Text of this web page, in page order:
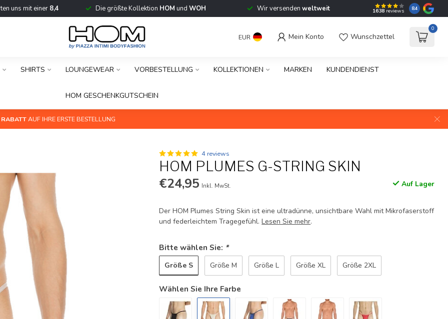
uns mit einer 8,4 Die größte Kollektion HOM und WOH Wir versenden weltweit 1638 reviews 8.4
EUR Mein Konto Wunschzettel
0
SHIRTS LOUNGEWEAR VORBESTELLUNG KOLLEKTIONEN MARKEN KUNDENDIENST
HOM GESCHENKGUTSCHEIN
AUF IHRE ERSTE BESTELLUNG
4 reviews
HOM PLUMES G-STRING SKIN
€24,95 Inkl. MwSt. Auf Lager
Der HOM Plumes String Skin ist eine ultradünne, unsichtbare Wahl mit Mikrofaserstoff
und federleichtem Tragegefühl.Lesen Sie mehr.
Bitte wählen Sie: *
Größe S Größe M Größe L Größe XL Größe 2XL
Wählen Sie Ihre Farbe